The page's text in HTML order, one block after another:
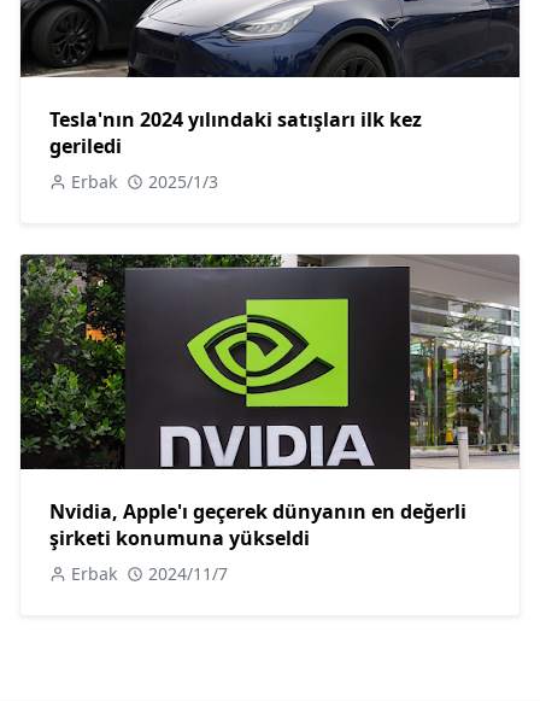
Tesla'nın 2024 yılındaki satışları ilk kez
geriledi
Erbak 2025/1/3
Nvidia, Apple'ı geçerek dünyanın en değerli
şirketi konumuna yükseldi
Erbak 2024/11/7